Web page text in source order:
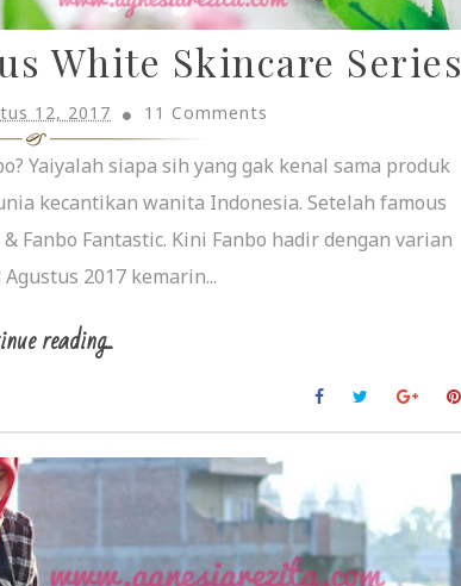
White Skincare Series
12, 2017 11 Comments
Yaiyalah siapa sih yang gak kenal sama produk
kecantikan wanita Indonesia. Setelah famous
Fanbo Fantastic. Kini Fanbo hadir dengan varian
2017 kemarin...
reading...